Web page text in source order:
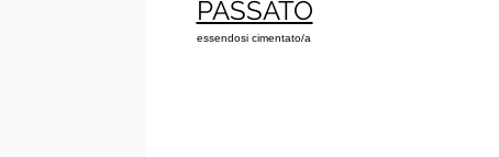
PASSATO
essendosi cimentato/a